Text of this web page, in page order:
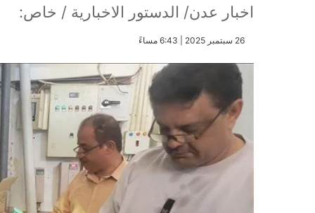
اخبار عدن/ الدستور الاخبارية / خاص:
​26 سبتمبر 2025 | 6:43 مساءً